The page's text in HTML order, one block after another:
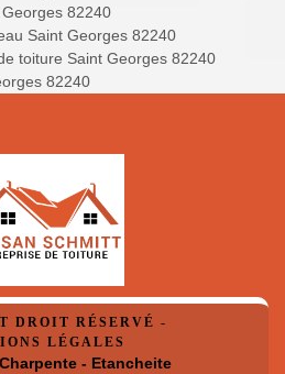
82240
Saint Georges 82240
toiture Saint Georges 82240
82240
DROIT RÉSERVÉ -
LÉGALES
- Etancheite